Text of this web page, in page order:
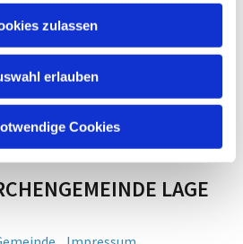
zulassen
erlauben
Cookies
LAGE